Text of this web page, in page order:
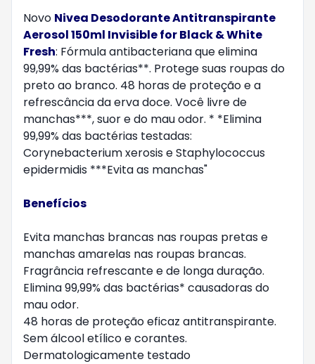
Novo Nivea Desodorante Antitranspirante
Aerosol 150ml Invisible for Black & White
Fresh: Fórmula antibacteriana que elimina
99,99% das bactérias**. Protege suas roupas do
preto ao branco. 48 horas de proteção e a
refrescância da erva doce. Você livre de
manchas***, suor e do mau odor. * *Elimina
99,99% das bactérias testadas:
Corynebacterium xerosis e Staphylococcus
epidermidis ***Evita as manchas"
Benefícios
Evita manchas brancas nas roupas pretas e
manchas amarelas nas roupas brancas.
Fragrância refrescante e de longa duração.
Elimina 99,99% das bactérias* causadoras do
mau odor.
48 horas de proteção eficaz antitranspirante.
Sem álcool etílico e corantes.
Dermatologicamente testado